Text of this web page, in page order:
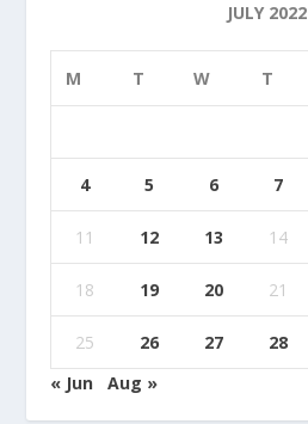
JULY 2022
M T W T
4 5 6 7
11 12 13 14
18 19 20 21
25 26 27 28
« Jun
Aug »